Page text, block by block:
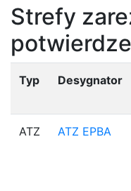
Strefy
Typ Desygnator
ATZ ATZ EPBA